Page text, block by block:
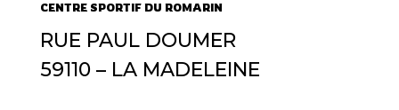
CENTRE SPORTIF DU ROMARIN
RUE PAUL DOUMER
59110 – LA MADELEINE